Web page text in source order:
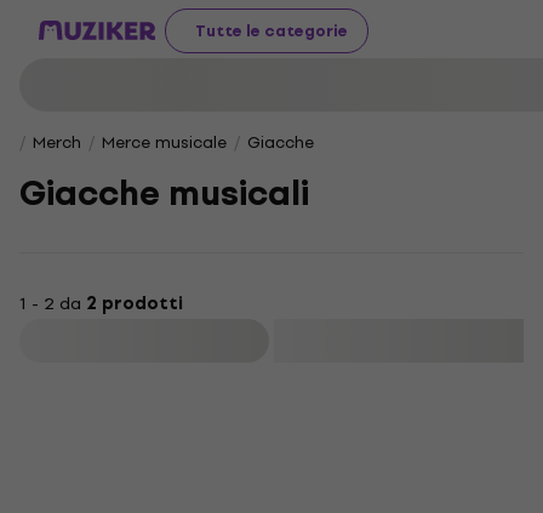
Tutte le categorie
Merch Merce musicale Giacche
Giacche musicali
1 - 2 da 2 prodotti